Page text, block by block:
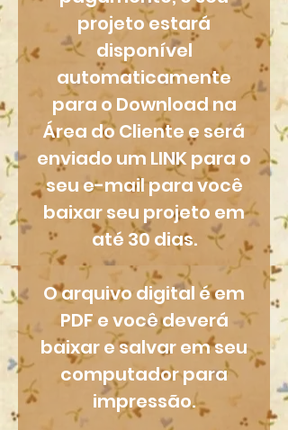
projeto estará
disponível
automaticamente
para o Download na
Área do Cliente e será
enviado um LINK para o
seu e-mail para você
baixar seu projeto em
até 30 dias.
O arquivo digital é em
PDF e você deverá
baixar e salvar em seu
computador para
impressão.